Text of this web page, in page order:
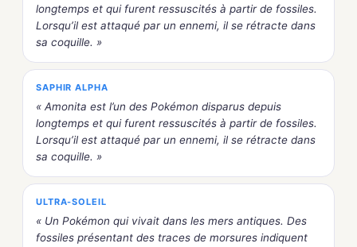
longtemps et qui furent ressuscités à partir de fossiles.
Lorsqu’il est attaqué par un ennemi, il se rétracte dans
sa coquille. »
SAPHIR ALPHA
« Amonita est l’un des Pokémon disparus depuis
longtemps et qui furent ressuscités à partir de fossiles.
Lorsqu’il est attaqué par un ennemi, il se rétracte dans
sa coquille. »
ULTRA-SOLEIL
« Un Pokémon qui vivait dans les mers antiques. Des
fossiles présentant des traces de morsures indiquent